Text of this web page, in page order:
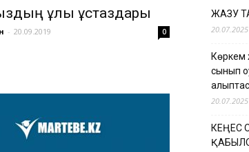
ұлы ұстаздары
- 20.09.2019 0
ЖАЗУ
20.07.2025
Көркем
сынып
20.07.2025
КЕҢЕС